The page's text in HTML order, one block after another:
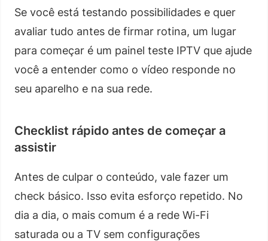
Se você está testando possibilidades e quer
avaliar tudo antes de firmar rotina, um lugar
para começar é um painel teste IPTV que ajude
você a entender como o vídeo responde no
seu aparelho e na sua rede.
Checklist rápido antes de começar a
assistir
Antes de culpar o conteúdo, vale fazer um
check básico. Isso evita esforço repetido. No
dia a dia, o mais comum é a rede Wi-Fi
saturada ou a TV sem configurações